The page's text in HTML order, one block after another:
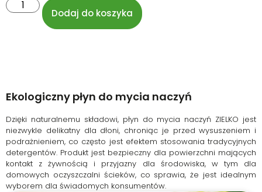
Dodaj do koszyka
Ekologiczny płyn do mycia naczyń
Dzięki naturalnemu składowi, płyn do mycia naczyń ZIELKO jest
niezwykle delikatny dla dłoni, chroniąc je przed wysuszeniem i
podrażnieniem, co często jest efektem stosowania tradycyjnych
detergentów. Produkt jest bezpieczny dla powierzchni mających
kontakt z żywnością i przyjazny dla środowiska, w tym dla
domowych oczyszczalni ścieków, co sprawia, że jest idealnym
wyborem dla świadomych konsumentów.